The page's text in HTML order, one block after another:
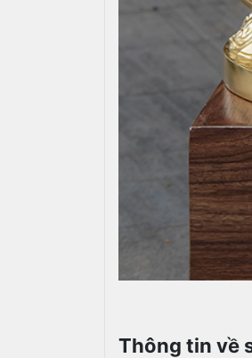
Thông tin về